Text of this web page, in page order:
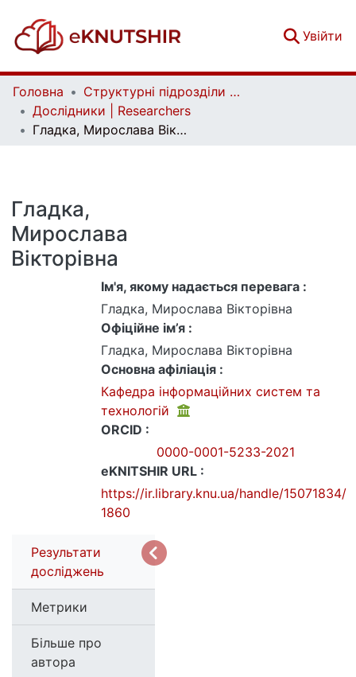
Увійти
Головна
Структурні підрозділи Київського національного університету імені Тараса Шевченка та Організації | Faculties, Institutes and Departments of Taras Shevchenko National University of Kyiv and Organizations
Дослідники | Researchers
Гладка, Мирослава Вікторівна
Гладка,
Мирослава
Вікторівна
Ім'я, якому надається перевага :
Гладка, Мирослава Вікторівна
Офіційне ім’я :
Гладка, Мирослава Вікторівна
Основна афіліація :
Кафедра інформаційних систем та
технологій
ORCID :
0000-0001-5233-2021
eKNITSHIR URL :
https://ir.library.knu.ua/handle/15071834/
1860
Результати
досліджень
Метрики
Більше про
автора